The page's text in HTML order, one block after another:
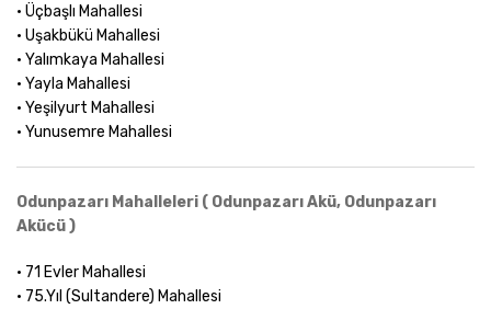
• Üçbaşlı Mahallesi
• Uşakbükü Mahallesi
• Yalımkaya Mahallesi
• Yayla Mahallesi
• Yeşilyurt Mahallesi
• Yunusemre Mahallesi
Odunpazarı Mahalleleri ( Odunpazarı Akü, Odunpazarı
Akücü )
• 71 Evler Mahallesi
• 75.Yıl (Sultandere) Mahallesi